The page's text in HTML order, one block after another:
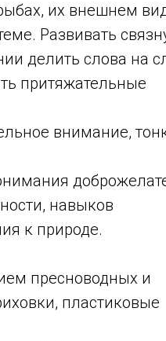
их внешнем
Развивать
делить слова на
притяжательные
внимание,
навыков
к природе.
пресноводных и
пластиковые